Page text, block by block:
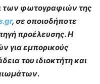
φωτογραφιών της
, σε οποιοδήποτε
προέλευσης. Η
για εμπορικούς
του ιδιοκτήτη και
.